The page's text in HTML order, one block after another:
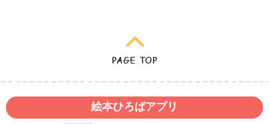
絵本ひろばアプリ